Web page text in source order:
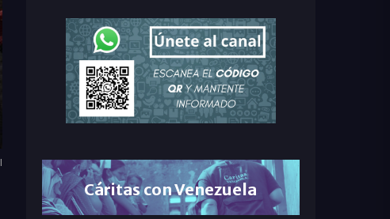
Cáritas con Venezuela